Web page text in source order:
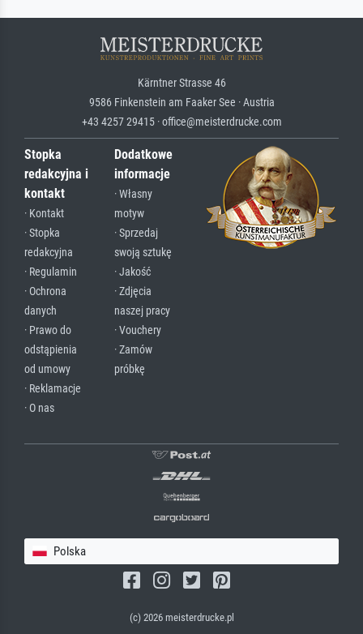
Kärntner Strasse 46
9586 Finkenstein am Faaker See · Austria
+43 4257 29415 · office@meisterdrucke.com
Stopka
redakcyjna i
kontakt
· Kontakt
· Stopka
redakcyjna
· Regulamin
· Ochrona
danych
· Prawo do
odstąpienia
od umowy
· Reklamacje
· O nas
Dodatkowe
informacje
· Własny
motyw
· Sprzedaj
swoją sztukę
· Jakość
· Zdjęcia
naszej pracy
· Vouchery
· Zamów
próbkę
Polska
(c) 2026 meisterdrucke.pl